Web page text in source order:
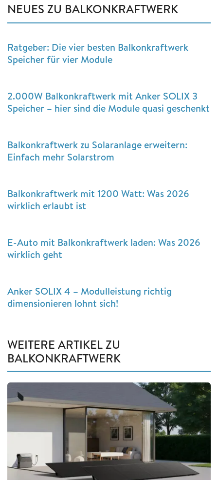
NEUES ZU BALKONKRAFTWERK
Ratgeber: Die vier besten Balkonkraftwerk
Speicher für vier Module
2.000W Balkonkraftwerk mit Anker SOLIX 3
Speicher – hier sind die Module quasi geschenkt
Balkonkraftwerk zu Solaranlage erweitern:
Einfach mehr Solarstrom
Balkonkraftwerk mit 1200 Watt: Was 2026
wirklich erlaubt ist
E-Auto mit Balkonkraftwerk laden: Was 2026
wirklich geht
Anker SOLIX 4 – Modulleistung richtig
dimensionieren lohnt sich!
WEITERE ARTIKEL ZU
BALKONKRAFTWERK